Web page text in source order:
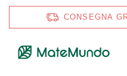
CONSEGNA